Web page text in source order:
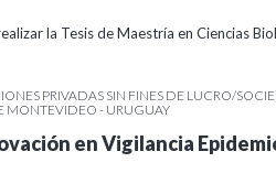
la Tesis de Maestría en Ciencias
PRIVADAS SIN FINES DE LUCRO/
MONTEVIDEO - URUGUAY
en Vigilancia